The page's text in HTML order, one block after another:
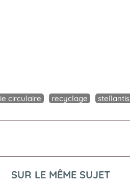
circulaire recyclage stellantis
SUR LE MÊME SUJET